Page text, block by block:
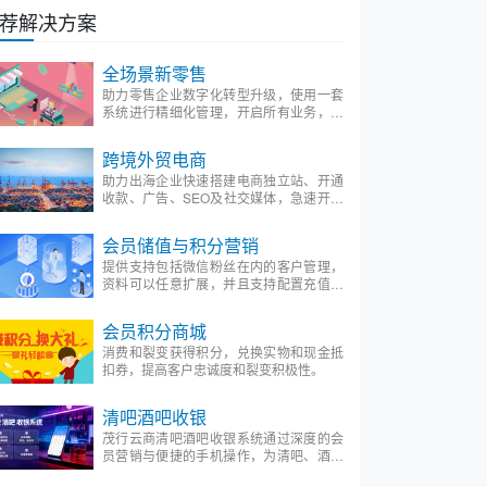
解决方案
全场景新零售
助力零售企业数字化转型升级，使用一套
系统进行精细化管理，开启所有业务，全
跨境外贸电商
助力出海企业快速搭建电商独立站、开通
收款、广告、SEO及社交媒体，急速开启
会员储值与积分营销
提供支持包括微信粉丝在内的客户管理，
资料可以任意扩展，并且支持配置充值和
会员积分商城
消费和裂变获得积分，兑换实物和现金抵
扣券，提高客户忠诚度和裂变积极性。
清吧酒吧收银
茂行云商清吧酒吧收银系统通过深度的会
员营销与便捷的手机操作，为清吧、酒吧